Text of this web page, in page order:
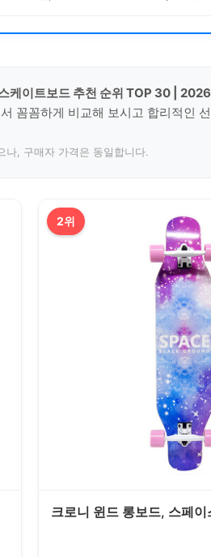
케이트보드 추천 순위 TOP 30 |
꼼꼼하게 비교해 보시고 합리적인
나, 구매자 가격은 동일합니다.
2위
크로니 윈드 롱보드, 스페이